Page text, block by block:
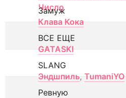
Число
Замуж
Клава Кока
ВСЕ ЕЩЕ
GATASKI
SLANG
Эндшпиль, TumaniYO
Ревную